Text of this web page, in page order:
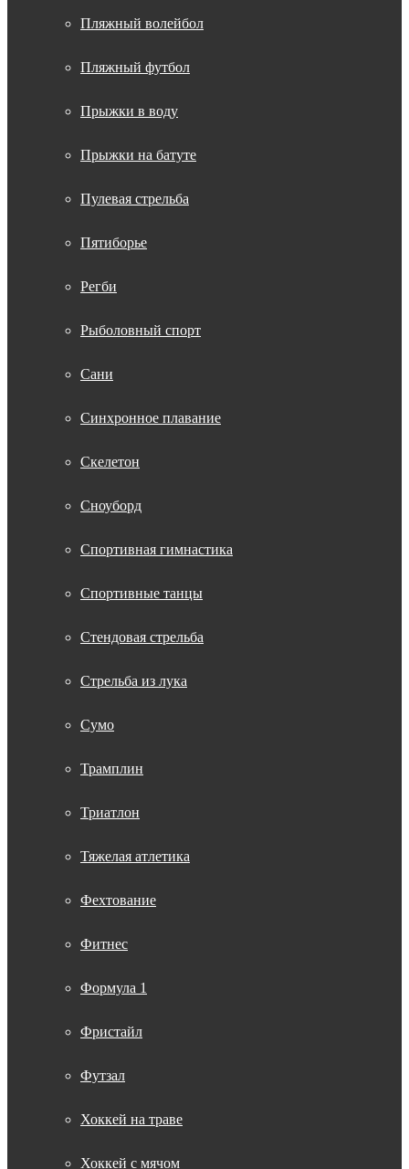
Пляжный волейбол
Пляжный футбол
Прыжки в воду
Прыжки на батуте
Пулевая стрельба
Пятиборье
Регби
Рыболовный спорт
Сани
Синхронное плавание
Скелетон
Сноуборд
Спортивная гимнастика
Спортивные танцы
Стендовая стрельба
Стрельба из лука
Сумо
Трамплин
Триатлон
Тяжелая атлетика
Фехтование
Фитнес
Формула 1
Фристайл
Футзал
Хоккей на траве
Хоккей с мячом